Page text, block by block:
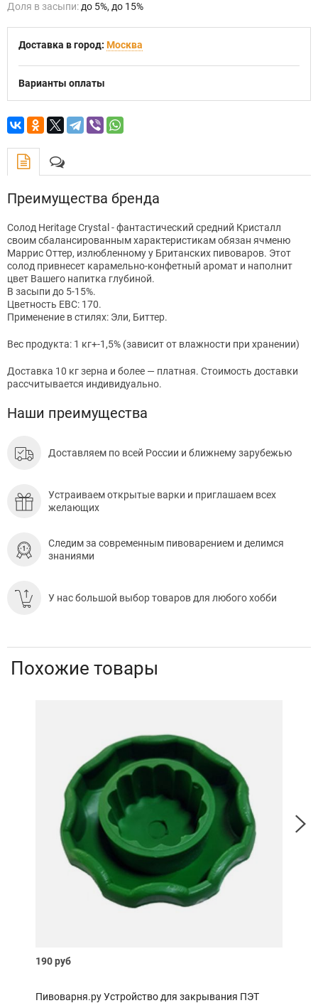
Доля в засыпи: до 5%, до 15%
Доставка в город: Москва
Варианты оплаты
Преимущества бренда
Солод Heritage Crystal - фантастический средний Кристалл
своим сбалансированным характеристикам обязан ячменю
Маррис Оттер, излюбленному у Британских пивоваров. Этот
солод привнесет карамельно-конфетный аромат и наполнит
цвет Вашего напитка глубиной.
В засыпи до 5-15%.
Цветность EBC: 170.
Применение в стилях: Эли, Биттер.
Вес продукта: 1 кг+-1,5% (зависит от влажности при хранении)
Доставка 10 кг зерна и более — платная. Стоимость доставки
рассчитывается индивидуально.
Наши преимущества
Доставляем по всей России и ближнему зарубежью
Устраиваем открытые варки и приглашаем всех
желающих
Следим за современным пивоварением и делимся
знаниями
У нас большой выбор товаров для любого хобби
Похожие товары
190 руб
Пивоварня.ру Устройство для закрывания ПЭТ